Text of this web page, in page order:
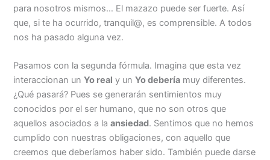
para nosotros mismos… El mazazo puede ser fuerte. Así
que, si te ha ocurrido, tranquil@, es comprensible. A todos
nos ha pasado alguna vez.
Pasamos con la segunda fórmula. Imagina que esta vez
interaccionan unYo real y unYo debería muy diferentes.
¿Qué pasará? Pues se generarán sentimientos muy
conocidos por el ser humano, que no son otros que
aquellos asociados a laansiedad. Sentimos que no hemos
cumplido con nuestras obligaciones, con aquello que
creemos que deberíamos haber sido. También puede darse